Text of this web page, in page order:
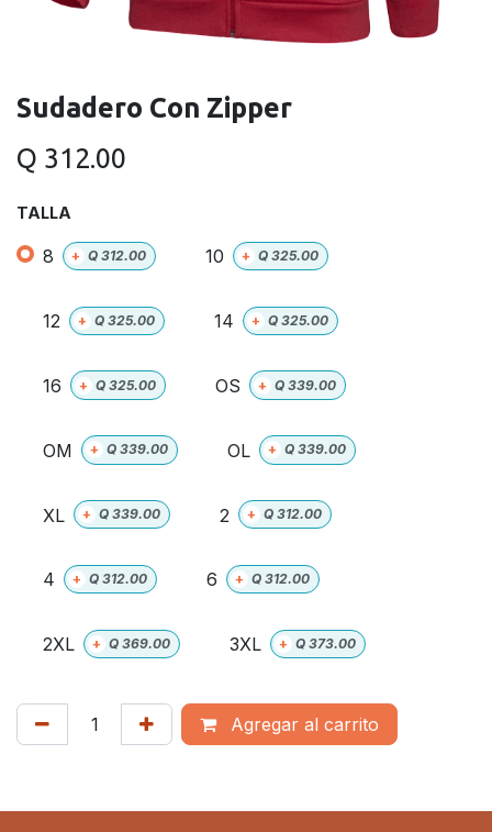
Sudadero Con Zipper
Q 312.00
TALLA
8 + Q 312.00 10 + Q 325.00
12 + Q 325.00 14 + Q 325.00
16 + Q 325.00 OS + Q 339.00
OM + Q 339.00 OL + Q 339.00
XL + Q 339.00 2 + Q 312.00
4 + Q 312.00 6 + Q 312.00
2XL + Q 369.00 3XL + Q 373.00
Agregar al carrito